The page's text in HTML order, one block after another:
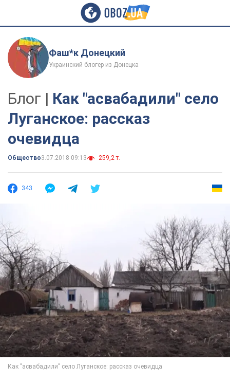
Фаш*к Донецкий
Украинский блогер из Донецка
Блог | Как "асвабадили" село
Луганское: рассказ
очевидца
Общество3.07.2018 09:13 259,2 т.
343